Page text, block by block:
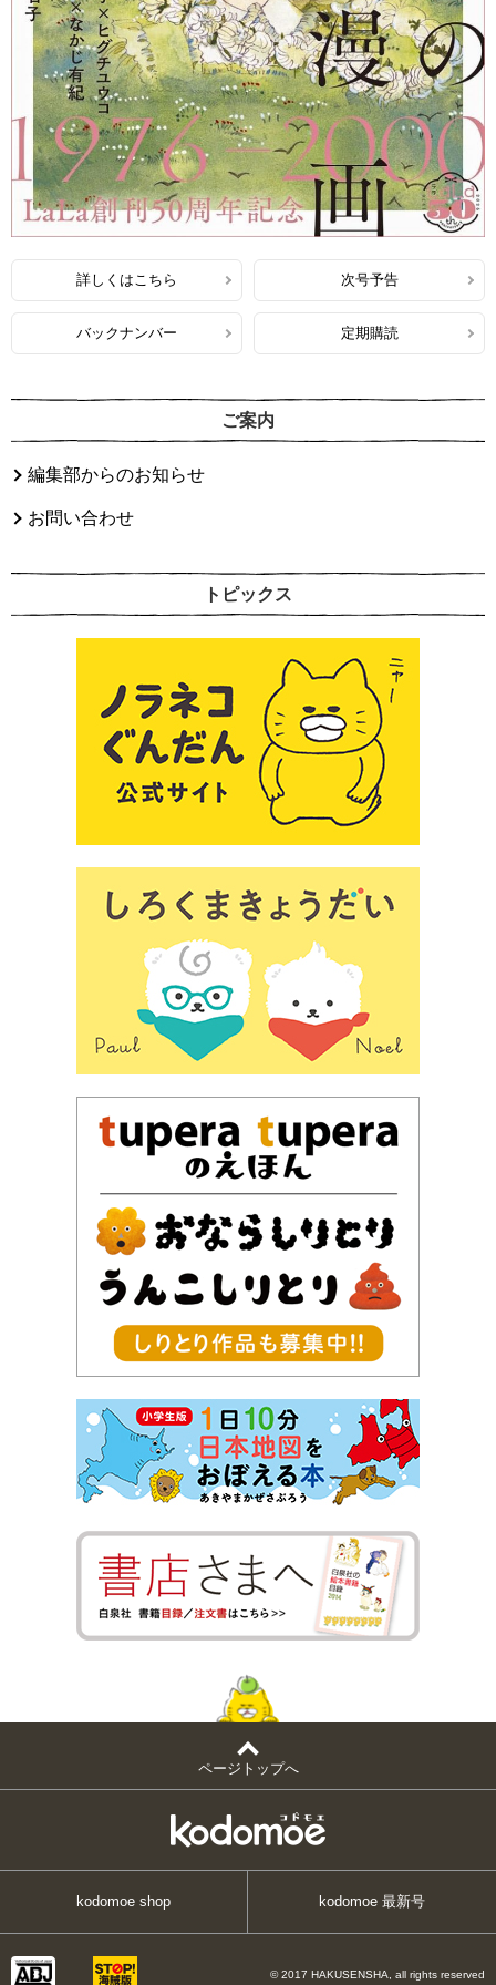
詳しくはこちら 次号予告
バックナンバー 定期購読
ご案内
編集部からのお知らせ
お問い合わせ
トピックス
ページトップへ
kodomoe shop kodomoe 最新号
© 2017 HAKUSENSHA, all rights reserved